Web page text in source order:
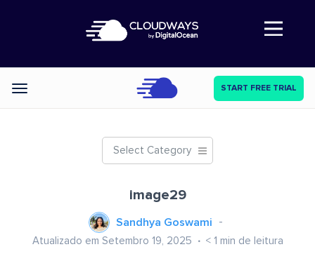
Abre a navegação
Categories START FREE TRIAL
Select Category
image29
Sandhya Goswami
Atualizado em Setembro 19, 2025 < 1 min de leitura